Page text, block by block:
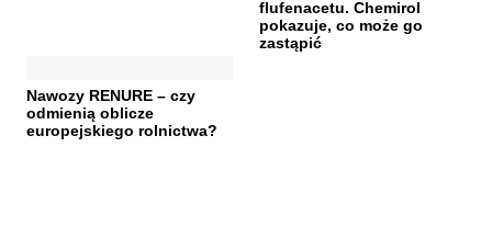
flufenacetu. Chemirol
pokazuje, co może go
zastąpić
Nawozy RENURE – czy
odmienią oblicze
europejskiego rolnictwa?